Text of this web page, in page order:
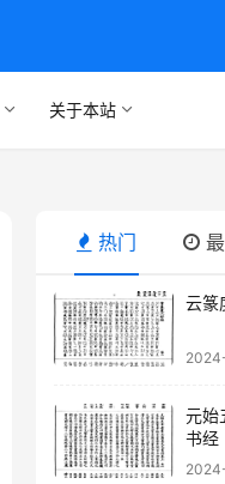
关于本站
热门
云篆
元始
书经